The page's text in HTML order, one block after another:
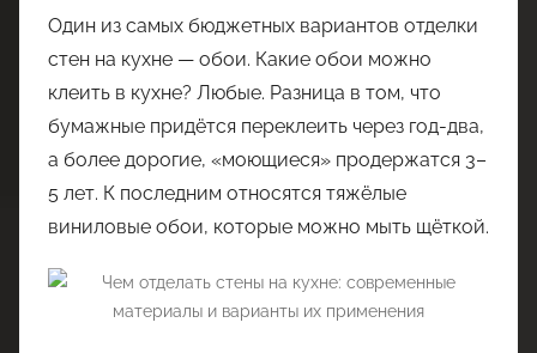
Один из самых бюджетных вариантов отделки
стен на кухне — обои. Какие обои можно
клеить в кухне? Любые. Разница в том, что
бумажные придётся переклеить через год-два,
а более дорогие, «моющиеся» продержатся 3–
5 лет. К последним относятся тяжёлые
виниловые обои, которые можно мыть щёткой.